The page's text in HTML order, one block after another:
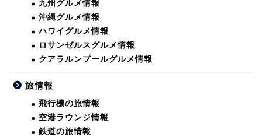
九州グルメ情報
沖縄グルメ情報
ハワイグルメ情報
ロサンゼルスグルメ情報
クアラルンプールグルメ情報
旅情報
飛行機の旅情報
空港ラウンジ情報
鉄道の旅情報